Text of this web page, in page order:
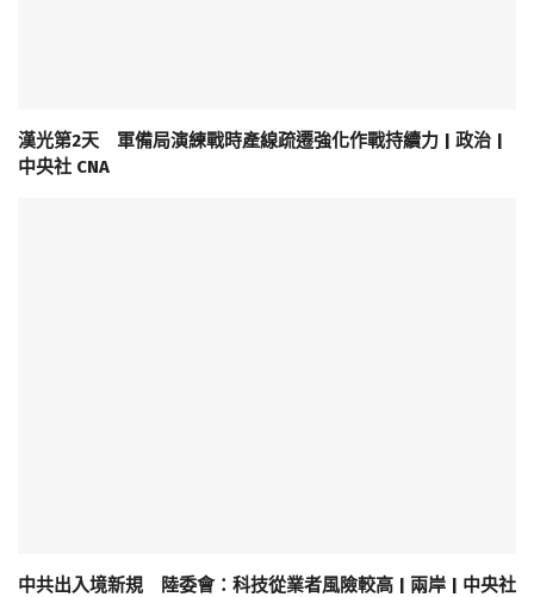
漢光第2天 軍備局演練戰時產線疏遷強化作戰持續力 | 政治 |
中央社 CNA
中共出入境新規 陸委會：科技從業者風險較高 | 兩岸 | 中央社